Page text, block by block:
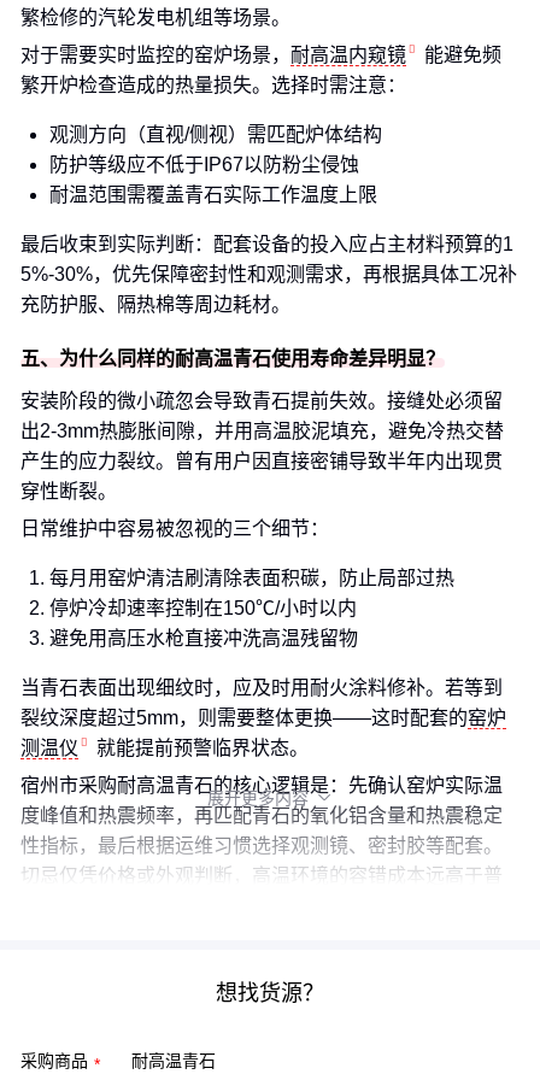
繁检修的汽轮发电机组等场景。
对于需要实时监控的窑炉场景， 耐高温内窥镜
能避免频
繁开炉检查造成的热量损失。选择时需注意：
观测方向（直视/侧视）需匹配炉体结构
防护等级应不低于IP67以防粉尘侵蚀
耐温范围需覆盖青石实际工作温度上限
最后收束到实际判断：配套设备的投入应占主材料预算的1
5%-30%，优先保障密封性和观测需求，再根据具体工况补
充防护服、隔热棉等周边耗材。
五、为什么同样的耐高温青石使用寿命差异明显？
安装阶段的微小疏忽会导致青石提前失效。接缝处必须留
出2-3mm热膨胀间隙，并用高温胶泥填充，避免冷热交替
产生的应力裂纹。曾有用户因直接密铺导致半年内出现贯
穿性断裂。
日常维护中容易被忽视的三个细节：
每月用窑炉清洁刷清除表面积碳，防止局部过热
停炉冷却速率控制在150℃/小时以内
避免用高压水枪直接冲洗高温残留物
当青石表面出现细纹时，应及时用耐火涂料修补。若等到
裂纹深度超过5mm，则需要整体更换——这时配套的窑炉
测温仪
就能提前预警临界状态。
宿州市采购耐高温青石的核心逻辑是：先确认窑炉实际温
度峰值和热震频率，再匹配青石的氧化铝含量和热震稳定
性指标，最后根据运维习惯选择观测镜、密封胶等配套。
切忌仅凭价格或外观判断，高温环境的容错成本远高于普
展开更多内容 
想找货源？
采购商品